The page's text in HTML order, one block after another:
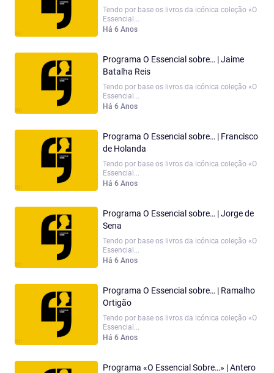
Tendo por base os livros da icónica coleção «O
Essencial...
Há 6 Anos
Programa O Essencial sobre… | Jaime
Batalha Reis
Tendo por base os livros da icónica coleção «O
Essencial...
Há 6 Anos
Programa O Essencial sobre… | Francisco
de Holanda
Tendo por base os livros da icónica coleção «O
Essencial...
Há 6 Anos
Programa O Essencial sobre… | Jorge de
Sena
Tendo por base os livros da icónica coleção «O
Essencial...
Há 6 Anos
Programa O Essencial sobre… | Ramalho
Ortigão
Tendo por base os livros da icónica coleção «O
Essencial...
Há 6 Anos
Programa «O Essencial Sobre…» | Antero